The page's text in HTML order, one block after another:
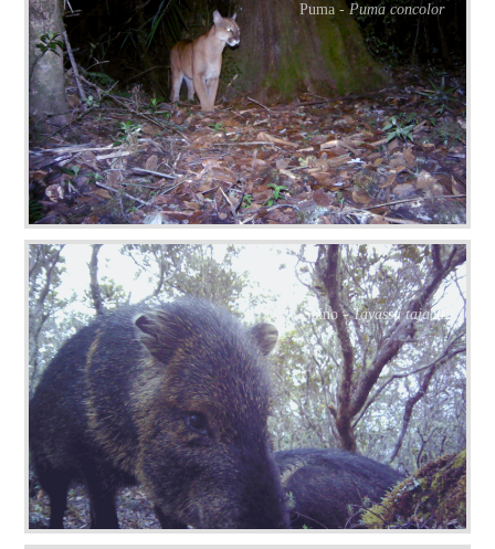
Puma -Puma concolor
Saíno -Tayassu tajacu